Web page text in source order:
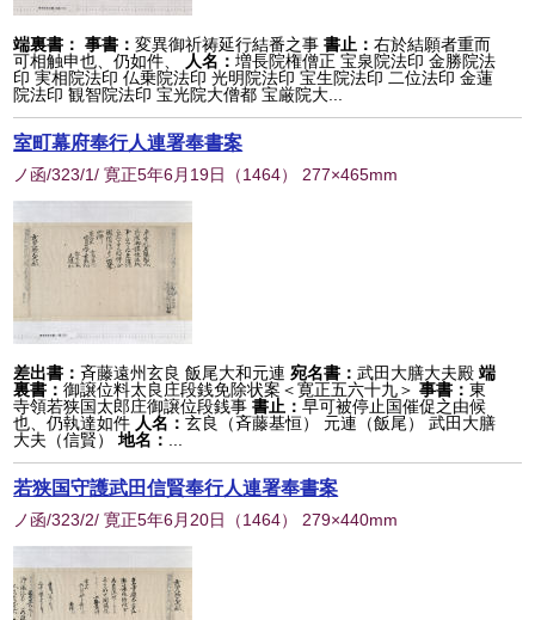
端裏書： 事書：変異御祈祷延行結番之事 書止：右於結願者重而
可相触申也、仍如件、
人名：増長院権僧正 宝泉院法印 金勝院法
印 実相院法印 仏乗院法印 光明院法印 宝生院法印 二位法印 金蓮
院法印 観智院法印 宝光院大僧都 宝厳院大...
室町幕府奉行人連署奉書案
ノ函/323/1/ 寛正5年6月19日 （1464） 277×465mm
差出書：斉藤遠州玄良 飯尾大和元連 宛名書：武田大膳大夫殿 端
裏書：御譲位料太良庄段銭免除状案＜寛正五六十九＞ 事書：東
寺領若狭国太郎庄御譲位段銭事 書止：早可被停止国催促之由候
也、仍執達如件 人名：玄良（斉藤基恒） 元連（飯尾） 武田大膳
大夫（信賢）
地名：
若狭国守護武田信賢奉行人連署奉書案
ノ函/323/2/ 寛正5年6月20日 （1464） 279×440mm